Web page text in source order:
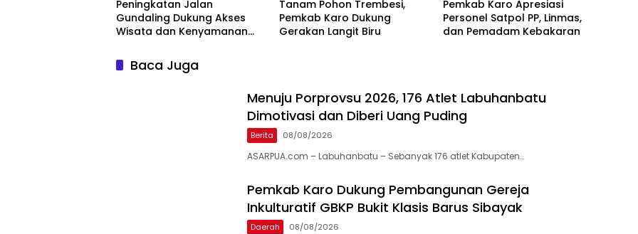
Peningkatan Jalan
Gundaling Dukung Akses
Wisata dan Kenyamanan
Tanam Pohon Trembesi,
Pemkab Karo Dukung
Gerakan Langit Biru
Pemkab Karo Apresiasi
Personel Satpol PP, Linmas,
dan Pemadam Kebakaran
Baca Juga
Menuju Porprovsu 2026, 176 Atlet Labuhanbatu
Dimotivasi dan Diberi Uang Puding
Berita 08/08/2026
ASARPUA.com – Labuhanbatu – Sebanyak 176 atlet Kabupaten…
Pemkab Karo Dukung Pembangunan Gereja
Inkulturatif GBKP Bukit Klasis Barus Sibayak
Daerah 08/08/2026